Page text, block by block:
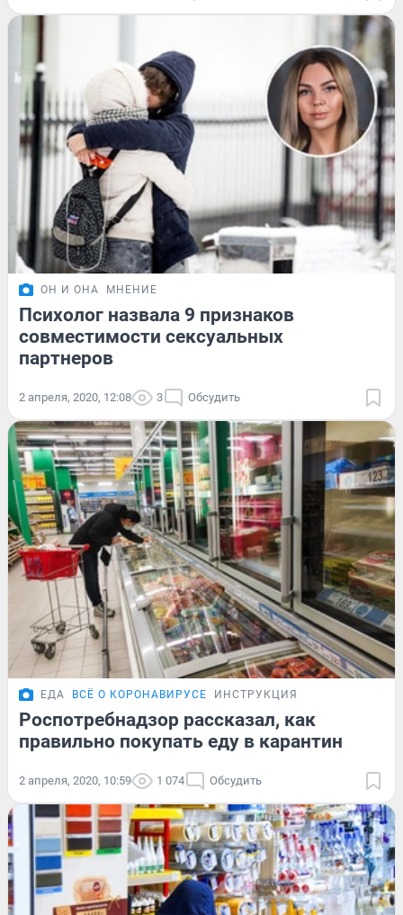
ОН И ОНА МНЕНИЕ
Психолог назвала 9 признаков
совместимости сексуальных
партнеров
2 апреля, 2020, 12:08 3 Обсудить
ЕДА ВСЁ О КОРОНАВИРУСЕ ИНСТРУКЦИЯ
Роспотребнадзор рассказал, как
правильно покупать еду в карантин
2 апреля, 2020, 10:59 1 074 Обсудить